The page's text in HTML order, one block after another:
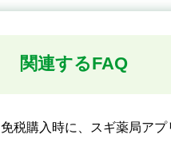
関連するFAQ
免税購入時に、スギ薬局アプ